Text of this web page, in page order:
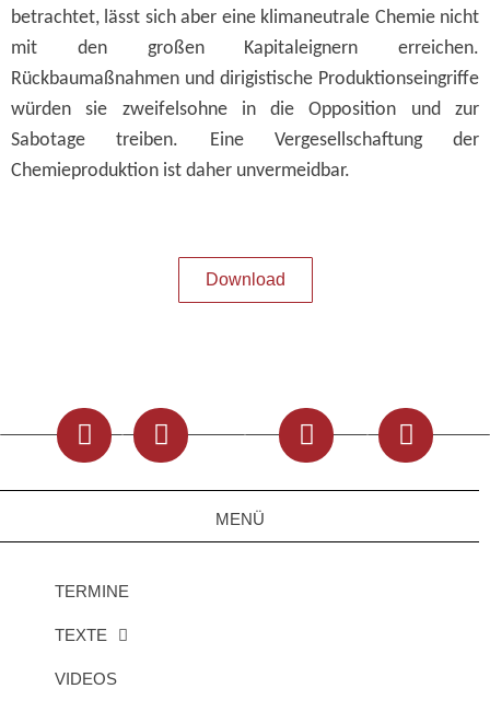
betrachtet, lässt sich aber eine klimaneutrale Chemie nicht
mit den großen Kapitaleignern erreichen.
Rückbaumaßnahmen und dirigistische Produktionseingriffe
würden sie zweifelsohne in die Opposition und zur
Sabotage treiben. Eine Vergesellschaftung der
Chemieproduktion ist daher unvermeidbar.
Download
MENÜ
TERMINE
TEXTE
VIDEOS